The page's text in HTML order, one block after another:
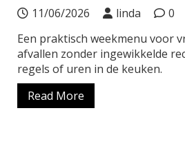
11/06/2026 linda
0
Een praktisch weekmenu voor
afvallen zonder ingewikkelde
regels of uren in de keuken.
Read More